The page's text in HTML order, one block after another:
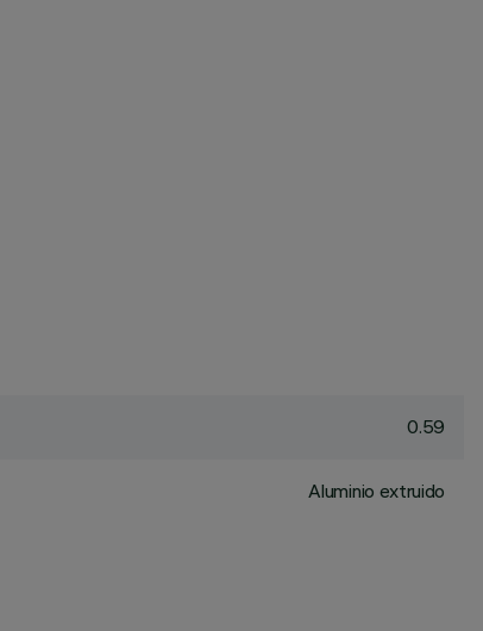
0.59
Aluminio extruido